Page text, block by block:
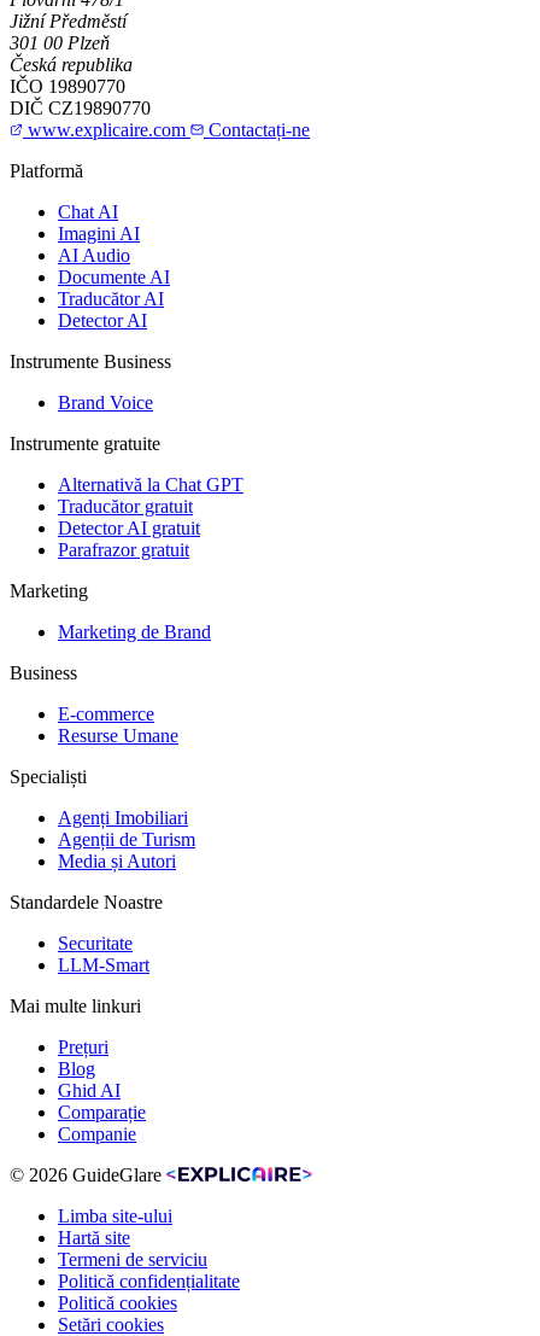
Jižní Předměstí
301 00 Plzeň
Česká republika
IČO 19890770
DIČ CZ19890770
www.explicaire.com
Contactați-ne
Platformă
Chat AI
Imagini AI
AI Audio
Documente AI
Traducător AI
Detector AI
Instrumente Business
Brand Voice
Instrumente gratuite
Alternativă la Chat GPT
Traducător gratuit
Detector AI gratuit
Parafrazor gratuit
Marketing
Marketing de Brand
Business
E-commerce
Resurse Umane
Specialiști
Agenți Imobiliari
Agenții de Turism
Media și Autori
Standardele Noastre
Securitate
LLM-Smart
Mai multe linkuri
Prețuri
Blog
Ghid AI
Comparație
Companie
© 2026 GuideGlare
Limba site-ului
Hartă site
Termeni de serviciu
Politică confidențialitate
Politică cookies
Setări cookies